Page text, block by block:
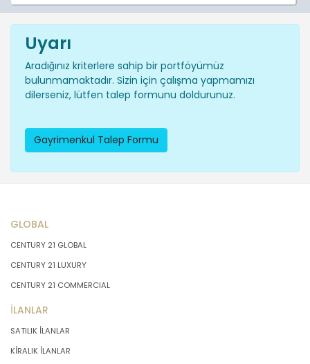
Uyarı
Aradığınız kriterlere sahip bir portföyümüz
bulunmamaktadır. Sizin için çalışma yapmamızı
dilerseniz, lütfen talep formunu doldurunuz.
Gayrimenkul Talep Formu
GLOBAL
CENTURY 21 GLOBAL
CENTURY 21 LUXURY
CENTURY 21 COMMERCIAL
İLANLAR
SATILIK İLANLAR
KİRALIK İLANLAR